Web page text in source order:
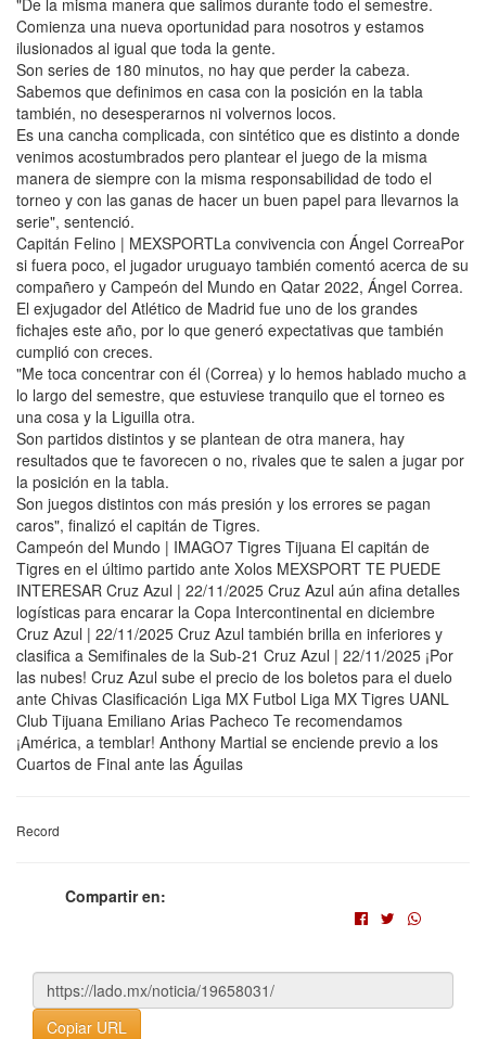
"De la misma manera que salimos durante todo el semestre.
Comienza una nueva oportunidad para nosotros y estamos
ilusionados al igual que toda la gente.
Son series de 180 minutos, no hay que perder la cabeza.
Sabemos que definimos en casa con la posición en la tabla
también, no desesperarnos ni volvernos locos.
Es una cancha complicada, con sintético que es distinto a donde
venimos acostumbrados pero plantear el juego de la misma
manera de siempre con la misma responsabilidad de todo el
torneo y con las ganas de hacer un buen papel para llevarnos la
serie", sentenció.
Capitán Felino | MEXSPORTLa convivencia con Ángel CorreaPor
si fuera poco, el jugador uruguayo también comentó acerca de su
compañero y Campeón del Mundo en Qatar 2022, Ángel Correa.
El exjugador del Atlético de Madrid fue uno de los grandes
fichajes este año, por lo que generó expectativas que también
cumplió con creces.
"Me toca concentrar con él (Correa) y lo hemos hablado mucho a
lo largo del semestre, que estuviese tranquilo que el torneo es
una cosa y la Liguilla otra.
Son partidos distintos y se plantean de otra manera, hay
resultados que te favorecen o no, rivales que te salen a jugar por
la posición en la tabla.
Son juegos distintos con más presión y los errores se pagan
caros", finalizó el capitán de Tigres.
Campeón del Mundo | IMAGO7 Tigres Tijuana El capitán de
Tigres en el último partido ante Xolos MEXSPORT TE PUEDE
INTERESAR Cruz Azul | 22/11/2025 Cruz Azul aún afina detalles
logísticas para encarar la Copa Intercontinental en diciembre
Cruz Azul | 22/11/2025 Cruz Azul también brilla en inferiores y
clasifica a Semifinales de la Sub-21 Cruz Azul | 22/11/2025 ¡Por
las nubes! Cruz Azul sube el precio de los boletos para el duelo
ante Chivas Clasificación Liga MX Futbol Liga MX Tigres UANL
Club Tijuana Emiliano Arias Pacheco Te recomendamos
¡América, a temblar! Anthony Martial se enciende previo a los
Cuartos de Final ante las Águilas
Record
Compartir en:
Copiar URL